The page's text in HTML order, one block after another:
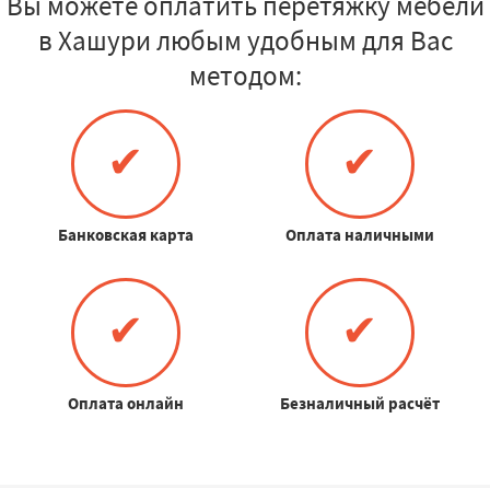
в Хашури любым удобным для Вас
методом:
✔
Банковская карта
✔
Оплата наличными
✔
Оплата онлайн
✔
Безналичный расчёт